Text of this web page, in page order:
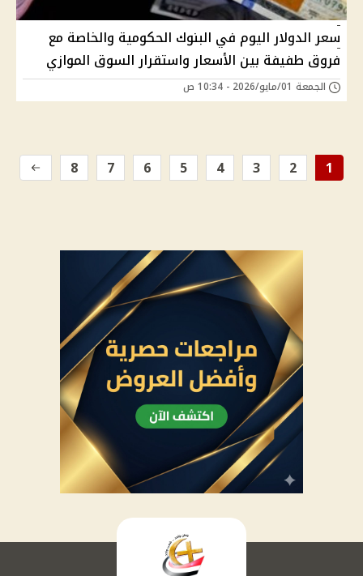
سعر الدولار اليوم في البنوك الحكومية والخاصة مع
فروق طفيفة بين الأسعار واستقرار السوق الموازي
الجمعة 01/مايو/2026 - 10:34 ص
1
2
3
4
5
6
7
8